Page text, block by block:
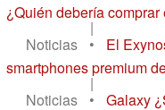
¿Quién debería comprar
|
Noticias
•
El
smartphones premium
|
Noticias
•
Galaxy